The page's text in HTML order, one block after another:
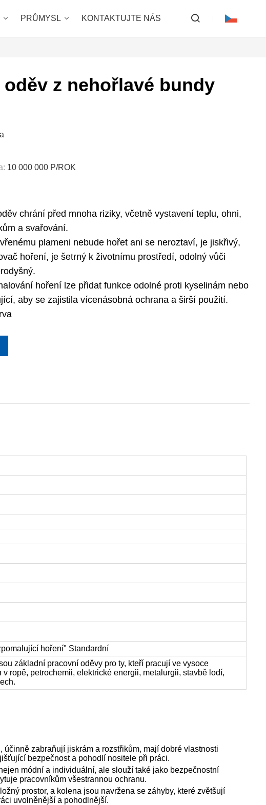
PRŮMYSL KONTAKTUJTE NÁS
z nehořlavé bundy
10 000 000 P/ROK
chrání před mnoha riziky, včetně vystavení teplu, ohni,
a svařování.
plameni nebude hořet ani se neroztaví, je jiskřivý,
hoření, je šetrný k životnímu prostředí, odolný vůči
hoření lze přidat funkce odolné proti kyselinám nebo
aby se zajistila vícenásobná ochrana a širší použití.
hoření" Standardní
základní pracovní oděvy pro ty, kteří pracují ve vysoce
ropě, petrochemii, elektrické energii, metalurgii, stavbě lodí,
zabraňují jiskrám a rozstřikům, mají dobré vlastnosti
bezpečnost a pohodlí nositele při práci.
módní a individuální, ale slouží také jako bezpečnostní
pracovníkům všestrannou ochranu.
prostor, a kolena jsou navržena se záhyby, které zvětšují
uvolněnější a pohodlnější.